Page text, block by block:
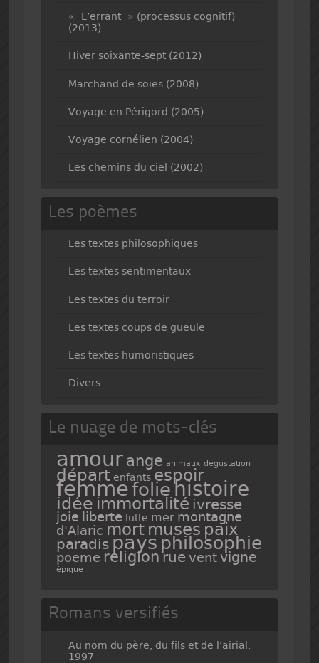
« L’errant » (processus cognitif)
(2013)
Hiver soixante-sept (2012)
Marchand de soies (2008)
Voyage en Périgord (2005)
Voyage cornélien (2004)
Les chemins du ciel (2002)
Les poèmes
Les textes philosophiques
Les textes sentimentaux
Les textes du terroir
Les textes coups de gueule
Les textes humoristiques
Divers
Le nuage de mots-clés
amour ange animaux dégustation
départ enfants espoir
femmefoliehistoire
idée immortalité ivresse
joie liberte lutte mer montagne
d'Alaric mort muses paix
paradis pays philosophie
poeme religion rue vent vigne
épique
Romans versifiés
Au nom du père, du fils et de l’airial.
1997